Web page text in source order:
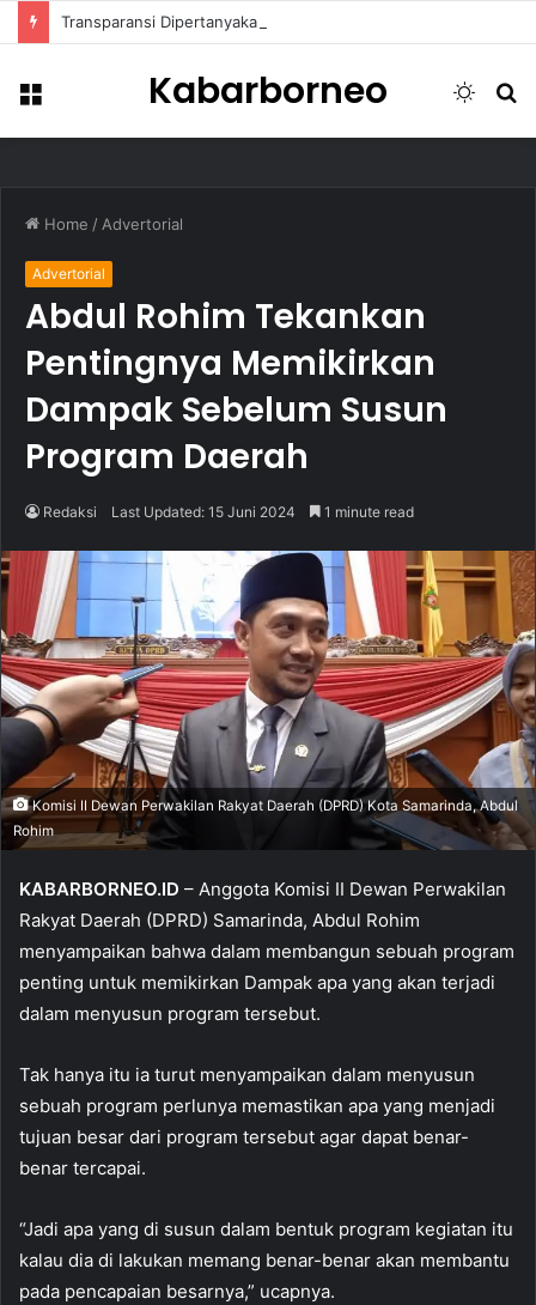
Menu Kabarborneo
Switch
Home / Advertorial
Advertorial
Abdul Rohim Tekankan
Pentingnya Memikirkan
Dampak Sebelum Susun
Program Daerah
Redaksi Last Updated: 15 Juni 2024 1 minute read
Komisi II Dewan Perwakilan Rakyat Daerah (DPRD) Kota Samarinda, Abdul
Rohim
KABARBORNEO.ID – Anggota Komisi II Dewan Perwakilan
Rakyat Daerah (DPRD) Samarinda, Abdul Rohim
menyampaikan bahwa dalam membangun sebuah program
penting untuk memikirkan Dampak apa yang akan terjadi
dalam menyusun program tersebut.
Tak hanya itu ia turut menyampaikan dalam menyusun
sebuah program perlunya memastikan apa yang menjadi
tujuan besar dari program tersebut agar dapat benar-
benar tercapai.
“Jadi apa yang di susun dalam bentuk program kegiatan itu
kalau dia di lakukan memang benar-benar akan membantu
pada pencapaian besarnya,” ucapnya.